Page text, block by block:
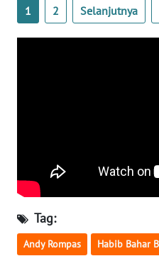
1 2 Selanjutnya
Tag:
Andy Rompas Habib Bahar
JAMBI
WN
SULTENG
WN
SULBAR